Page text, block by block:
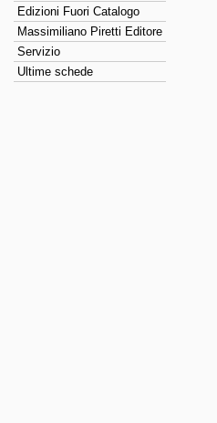
Edizioni Fuori Catalogo
Massimiliano Piretti Editore
Servizio
Ultime schede